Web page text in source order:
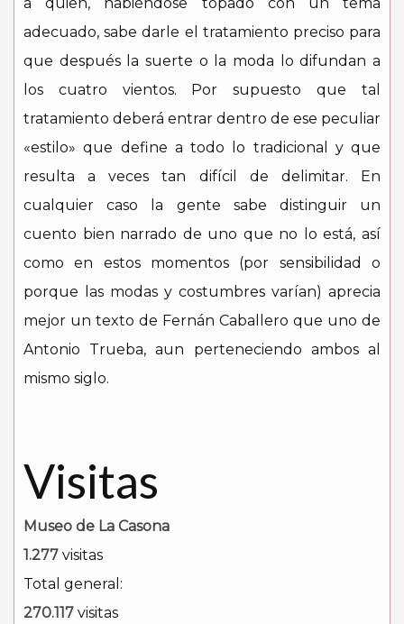
adecuado, sabe darle el tratamiento preciso para
que después la suerte o la moda lo difundan a
los cuatro vientos. Por supuesto que tal
tratamiento deberá entrar dentro de ese peculiar
«estilo» que define a todo lo tradicional y que
resulta a veces tan difícil de delimitar. En
cualquier caso la gente sabe distinguir un
cuento bien narrado de uno que no lo está, así
como en estos momentos (por sensibilidad o
porque las modas y costumbres varían) aprecia
mejor un texto de Fernán Caballero que uno de
Antonio Trueba, aun perteneciendo ambos al
mismo siglo.
Visitas
Museo de La Casona
1.277 visitas
Total general:
270.117 visitas